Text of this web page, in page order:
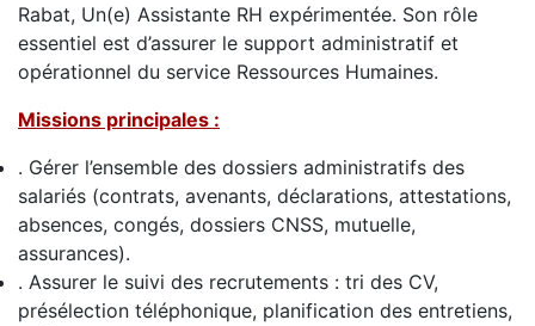
Rabat, Un(e) Assistante RH expérimentée. Son rôle
essentiel est d’assurer le support administratif et
opérationnel du service Ressources Humaines.
Missions principales :
. Gérer l’ensemble des dossiers administratifs des
salariés (contrats, avenants, déclarations, attestations,
absences, congés, dossiers CNSS, mutuelle,
assurances).
. Assurer le suivi des recrutements : tri des CV,
présélection téléphonique, planification des entretiens,